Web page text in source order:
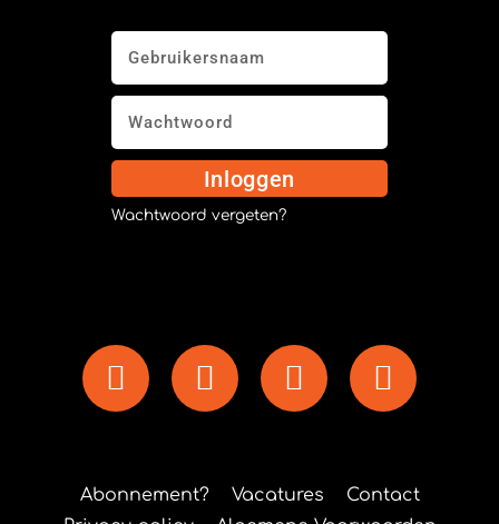
Inloggen
Wachtwoord vergeten?
Abonnement? Vacatures
Contact